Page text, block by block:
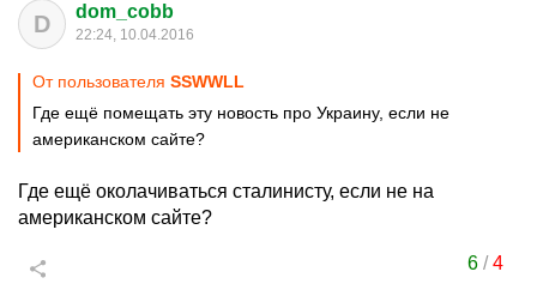
D dom_cobb
22:24, 10.04.2016
От пользователя SSWWLL
Где ещё помещать эту новость про Украину, если не
американском сайте?
Где ещё околачиваться сталинисту, если не на
американском сайте?
6/4